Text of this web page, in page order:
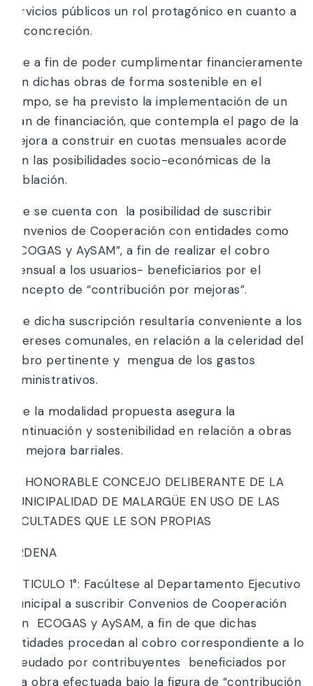
servicios públicos un rol protagónico en cuanto a
su concreción.
Que a fin de poder cumplimentar financieramente
con dichas obras de forma sostenible en el
tiempo, se ha previsto la implementación de un
plan de financiación, que contempla el pago de la
mejora a construir en cuotas mensuales acorde
con las posibilidades socio-económicas de la
población.
Que se cuenta con la posibilidad de suscribir
Convenios de Cooperación con entidades como
“ECOGAS y AySAM”, a fin de realizar el cobro
mensual a los usuarios- beneficiarios por el
concepto de “contribución por mejoras”.
Que dicha suscripción resultaría conveniente a los
intereses comunales, en relación a la celeridad del
cobro pertinente y mengua de los gastos
administrativos.
Que la modalidad propuesta asegura la
continuación y sostenibilidad en relación a obras
de mejora barriales.
EL HONORABLE CONCEJO DELIBERANTE DE LA
MUNICIPALIDAD DE MALARGÜE EN USO DE LAS
FACULTADES QUE LE SON PROPIAS
ORDENA
ARTICULO 1°: Facúltese al Departamento Ejecutivo
Municipal a suscribir Convenios de Cooperación
con ECOGAS y AySAM, a fin de que dichas
entidades procedan al cobro correspondiente a lo
adeudado por contribuyentes beneficiados por
una obra efectuada bajo la figura de “contribución